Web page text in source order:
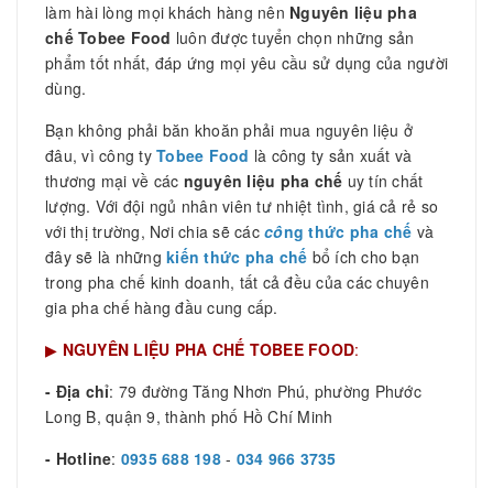
làm hài lòng mọi khách hàng nên Nguyên liệu pha
chế Tobee Food luôn được tuyển chọn những sản
phẩm tốt nhất, đáp ứng mọi yêu cầu sử dụng của người
dùng.
Bạn không phải băn khoăn phải mua nguyên liệu ở
đâu, vì công ty Tobee Food là công ty sản xuất và
thương mại về các nguyên liệu pha chế uy tín chất
lượng. Với đội ngủ nhân viên tư nhiệt tình, giá cả rẻ so
với thị trường, Nơi chia sẽ các công thức pha chế và
đây sẽ là những kiến thức pha chế bổ ích cho bạn
trong pha chế kinh doanh, tất cả đều của các chuyên
gia pha chế hàng đầu cung cấp.
▶ NGUYÊN LIỆU PHA CHẾ TOBEE FOOD:
- Địa chỉ: 79 đường Tăng Nhơn Phú, phường Phước
Long B, quận 9, thành phố Hồ Chí Minh
- Hotline: 0935 688 198- 034 966 3735